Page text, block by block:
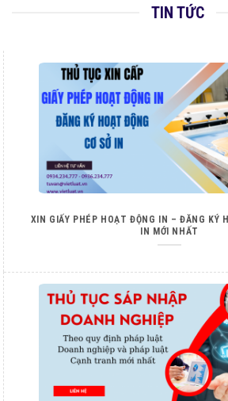
TIN TỨC
XIN GIẤY PHÉP HOẠT ĐỘNG IN – ĐĂNG KÝ
IN MỚI NHẤT